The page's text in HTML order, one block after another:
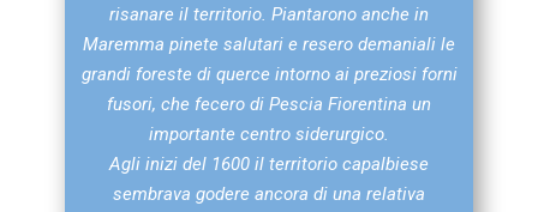
risanare il territorio. Piantarono anche in
Maremma pinete salutari e resero demaniali le
grandi foreste di querce intorno ai preziosi forni
fusori, che fecero di Pescia Fiorentina un
importante centro siderurgico.
Agli inizi del 1600 il territorio capalbiese
sembrava godere ancora di una relativa